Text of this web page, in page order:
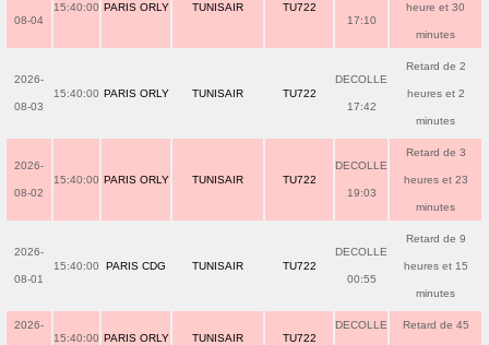
08-04
15:40:00 PARIS ORLY TUNISAIR TU722
17:10
heure et 30
minutes
2026-
08-03
15:40:00 PARIS ORLY TUNISAIR TU722
DECOLLE
17:42
Retard de 2
heures et 2
minutes
2026-
08-02
15:40:00 PARIS ORLY TUNISAIR TU722
DECOLLE
19:03
Retard de 3
heures et 23
minutes
2026-
08-01
15:40:00 PARIS CDG TUNISAIR TU722
DECOLLE
00:55
Retard de 9
heures et 15
minutes
2026-
15:40:00 PARIS ORLY TUNISAIR TU722
DECOLLE Retard de 45